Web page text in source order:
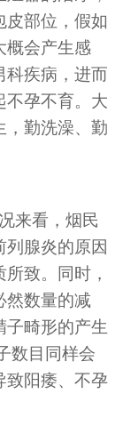
皮部位，假如
概会产生感
科疾病，进而
不孕不育。大
，勤洗澡、勤
来看，烟民
腺炎的原因
致。同时，
然数量的减
子畸形的产生
数目同样会
致阳痿、不孕